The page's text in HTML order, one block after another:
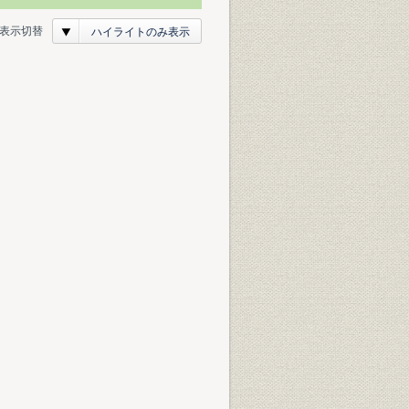
表示切替 ハイライトのみ表示